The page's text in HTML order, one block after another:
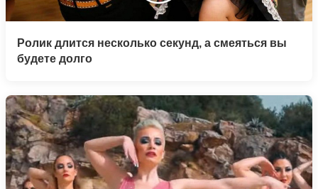
Ролик длится несколько секунд, а смеяться вы
будете долго